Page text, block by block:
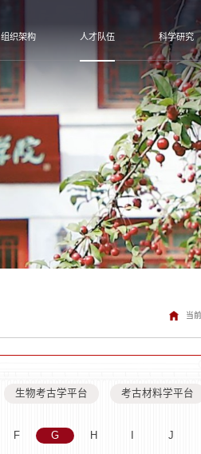
组织架构 人才队伍 科学研究
当
生物考古学平台 考古材料学平台
F G H J